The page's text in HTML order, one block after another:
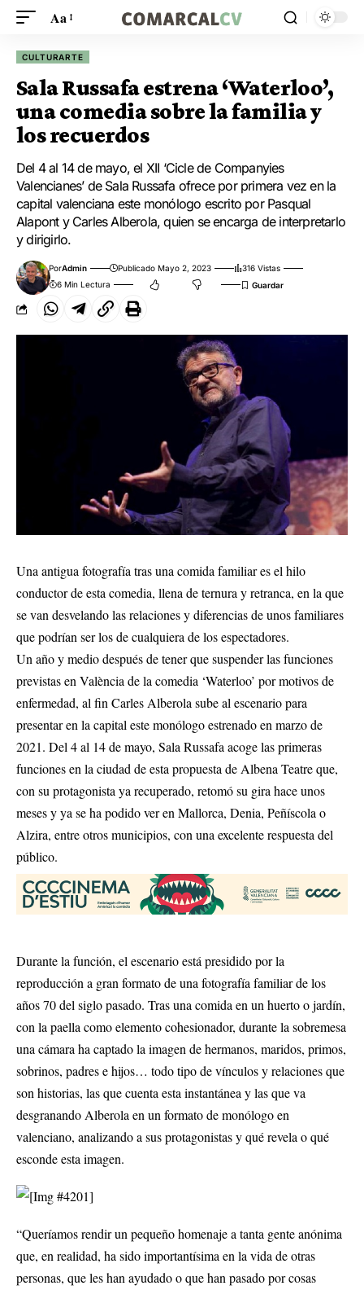
Aa
CULTURARTE
Sala Russafa estrena ‘Waterloo’,
una comedia sobre la familia y
los recuerdos
Del 4 al 14 de mayo, el XII ‘Cicle de Companyies
Valencianes’ de Sala Russafa ofrece por primera vez en la
capital valenciana este monólogo escrito por Pasqual
Alapont y Carles Alberola, quien se encarga de interpretarlo
y dirigirlo.
PorAdmin Publicado Mayo 2, 2023
316 Vistas
6 Min Lectura
Una antigua fotografía tras una comida familiar es el hilo
conductor de esta comedia, llena de ternura y retranca, en la que
se van desvelando las relaciones y diferencias de unos familiares
que podrían ser los de cualquiera de los espectadores.
Un año y medio después de tener que suspender las funciones
previstas en València de la comedia ‘Waterloo’ por motivos de
enfermedad, al fin Carles Alberola sube al escenario para
presentar en la capital este monólogo estrenado en marzo de
2021. Del 4 al 14 de mayo, Sala Russafa acoge las primeras
funciones en la ciudad de esta propuesta de Albena Teatre que,
con su protagonista ya recuperado, retomó su gira hace unos
meses y ya se ha podido ver en Mallorca, Denia, Peñíscola o
Alzira, entre otros municipios, con una excelente respuesta del
público.
Durante la función, el escenario está presidido por la
reproducción a gran formato de una fotografía familiar de los
años 70 del siglo pasado. Tras una comida en un huerto o jardín,
con la paella como elemento cohesionador, durante la sobremesa
una cámara ha captado la imagen de hermanos, maridos, primos,
sobrinos, padres e hijos… todo tipo de vínculos y relaciones que
son historias, las que cuenta esta instantánea y las que va
desgranando Alberola en un formato de monólogo en
valenciano, analizando a sus protagonistas y qué revela o qué
esconde esta imagen.
“Queríamos rendir un pequeño homenaje a tanta gente anónima
que, en realidad, ha sido importantísima en la vida de otras
personas, que les han ayudado o que han pasado por cosas